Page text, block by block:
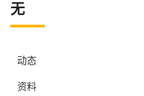
无
动态
资料